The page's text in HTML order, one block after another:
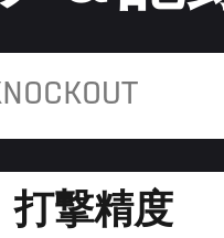
打撃精度